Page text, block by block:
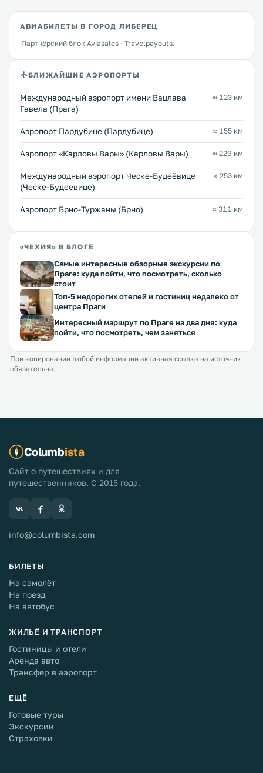
АВИАБИЛЕТЫ В ГОРОД ЛИБЕРЕЦ
Партнёрский блок Aviasales · Travelpayouts.
БЛИЖАЙШИЕ АЭРОПОРТЫ
Международный аэропорт имени Вацлава
Гавела (Прага)
≈ 123 км
Аэропорт Пардубице (Пардубице) ≈ 155 км
Аэропорт «Карловы Вары» (Карловы Вары) ≈ 229 км
Международный аэропорт Ческе-Будеёвице
(Ческе-Будеевице)
≈ 253 км
Аэропорт Брно-Туржаны (Брно) ≈ 311 км
«ЧЕХИЯ» В БЛОГЕ
Самые интересные обзорные экскурсии по
Праге: куда пойти, что посмотреть, сколько
стоит
Топ-5 недорогих отелей и гостиниц недалеко от
центра Праги
Интересный маршрут по Праге на два дня: куда
пойти, что посмотреть, чем заняться
При копировании любой информации активная ссылка на источник
обязательна.
Columbista
Сайт о путешествиях и для
путешественников. С 2015 года.
info@columbista.com
БИЛЕТЫ
На самолёт
На поезд
На автобус
ЖИЛЬЁ И ТРАНСПОРТ
Гостиницы и отели
Аренда авто
Трансфер в аэропорт
ЕЩЁ
Готовые туры
Экскурсии
Страховки